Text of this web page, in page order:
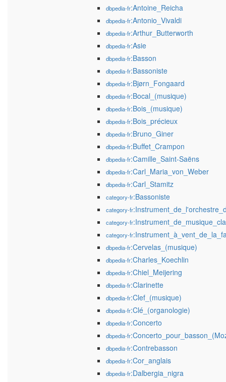
dbpedia-fr:Antoine_Reicha
dbpedia-fr:Antonio_Vivaldi
dbpedia-fr:Arthur_Butterworth
dbpedia-fr:Asie
dbpedia-fr:Basson
dbpedia-fr:Bassoniste
dbpedia-fr:Bjørn_Fongaard
dbpedia-fr:Bocal_(musique)
dbpedia-fr:Bois_(musique)
dbpedia-fr:Bois_précieux
dbpedia-fr:Bruno_Giner
dbpedia-fr:Buffet_Crampon
dbpedia-fr:Camille_Saint-Saëns
dbpedia-fr:Carl_Maria_von_Weber
dbpedia-fr:Carl_Stamitz
category-fr:Bassoniste
category-fr
category-fr
category-fr
dbpedia-fr:Cervelas_(musique)
dbpedia-fr:Charles_Koechlin
dbpedia-fr:Chiel_Meijering
dbpedia-fr:Clarinette
dbpedia-fr:Clef_(musique)
dbpedia-fr:Clé_(organologie)
dbpedia-fr:Concerto
dbpedia-fr
dbpedia-fr:Contrebasson
dbpedia-fr:Cor_anglais
dbpedia-fr:Dalbergia_nigra